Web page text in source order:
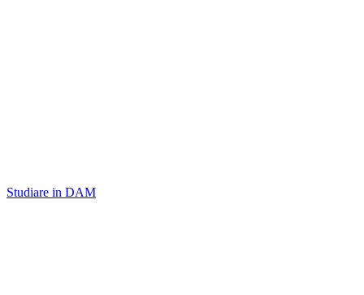
Studiare in DAM